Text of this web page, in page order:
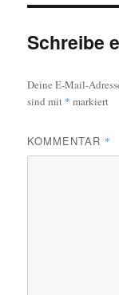
Schreibe
Deine E-Mail-
sind mit * markiert
KOMMENTAR *